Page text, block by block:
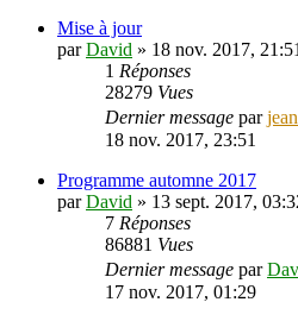
Mise à jour
parDavid » 18 nov. 2017,
1 Réponses
28279 Vues
Dernier message par
18 nov. 2017, 23:51
Programme automne 2017
parDavid » 13 sept. 2017,
7 Réponses
86881 Vues
Dernier message par
17 nov. 2017, 01:29